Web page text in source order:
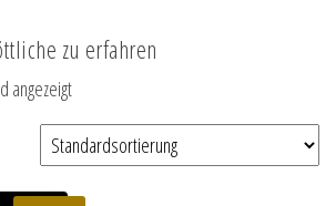
zu erfahren
angezeigt